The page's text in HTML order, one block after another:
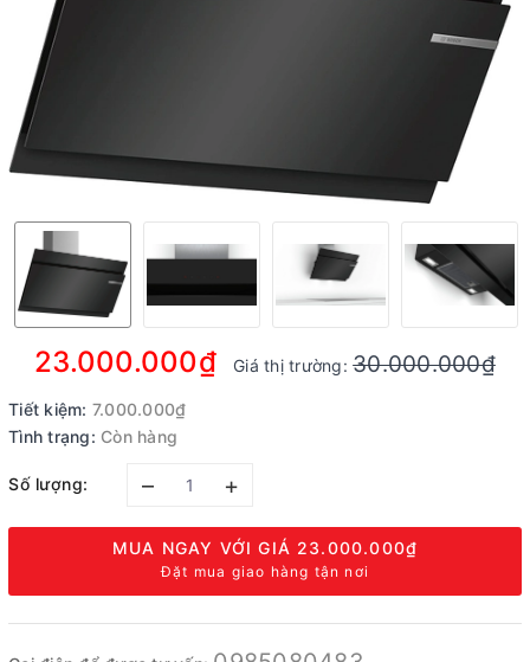
23.000.000₫ Giá thị trường:30.000.000₫
Tiết kiệm: 7.000.000₫
Tình trạng: Còn hàng
Số lượng: – +
MUA NGAY VỚI GIÁ 23.000.000₫
Đặt mua giao hàng tận nơi